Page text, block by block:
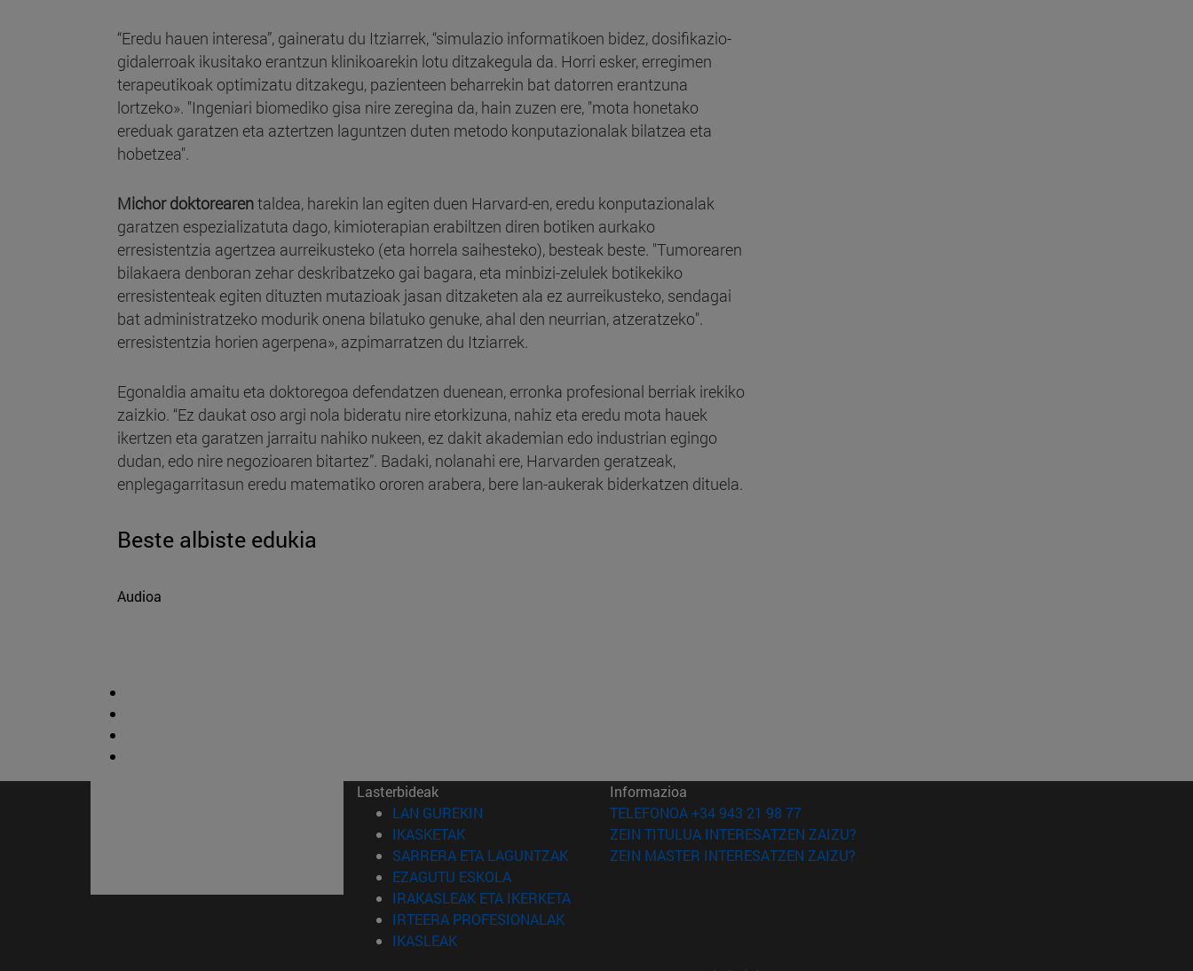
“Eredu hauen interesa”, gaineratu du Itziarrek, “simulazio informatikoen bidez, dosifikazio-
gidalerroak ikusitako erantzun klinikoarekin lotu ditzakegula da. Horri esker, erregimen
terapeutikoak optimizatu ditzakegu, pazienteen beharrekin bat datorren erantzuna
lortzeko». "Ingeniari biomediko gisa nire zeregina da, hain zuzen ere, "mota honetako
ereduak garatzen eta aztertzen laguntzen duten metodo konputazionalak bilatzea eta
hobetzea".
Michor doktorearentaldea, harekin lan egiten duen Harvard-en, eredu konputazionalak
garatzen espezializatuta dago, kimioterapian erabiltzen diren botiken aurkako
erresistentzia agertzea aurreikusteko (eta horrela saihesteko), besteak beste. "Tumorearen
bilakaera denboran zehar deskribatzeko gai bagara, eta minbizi-zelulek botikekiko
erresistenteak egiten dituzten mutazioak jasan ditzaketen ala ez aurreikusteko, sendagai
bat administratzeko modurik onena bilatuko genuke, ahal den neurrian, atzeratzeko".
erresistentzia horien agerpena», azpimarratzen du Itziarrek.
Egonaldia amaitu eta doktoregoa defendatzen duenean, erronka profesional berriak irekiko
zaizkio. “Ez daukat oso argi nola bideratu nire etorkizuna, nahiz eta eredu mota hauek
ikertzen eta garatzen jarraitu nahiko nukeen, ez dakit akademian edo industrian egingo
dudan, edo nire negozioaren bitartez”. Badaki, nolanahi ere, Harvarden geratzeak,
enplegagarritasun eredu matematiko ororen arabera, bere lan-aukerak biderkatzen dituela.
Beste albiste edukia
Audioa
Lasterbideak
LAN GUREKIN (Beste leiho batean irekiko da)
IKASKETAK(Beste leiho batean irekiko da)
SARRERA ETA LAGUNTZAK(Beste leiho batean irekiko da)
EZAGUTU ESKOLA(Beste leiho batean irekiko da)
IRAKASLEAK ETA IKERKETA(Beste leiho batean irekiko da)
IRTEERA PROFESIONALAK(Beste leiho batean irekiko da)
IKASLEAK(Beste leiho batean irekiko da)
Informazioa
TELEFONOA +34 943 21 98 77
ZEIN TITULUA INTERESATZEN ZAIZU?
ZEIN MASTER INTERESATZEN ZAIZU?